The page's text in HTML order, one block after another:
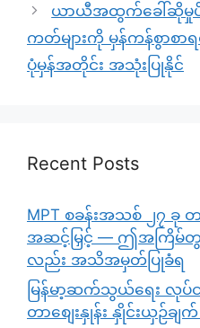
ယာယီအထွက်ခေါ်ဆိုမှု
ကတ်များကို မှန်ကန်စွာစာရ
ပုံမှန်အတိုင်း အသုံးပြုနိုင်
Recent Posts
MPT စခန်းအသစ် ၂၇ ခု
အဆင့်မြှင့် — ဤအကြိမ်တွ
လည်း အသိအမှတ်ပြုခံရ
မြန်မာ့ဆက်သွယ်ရေး လုပ်
တာစျေးနှုန်း နှိုင်းယှဉ်ခ